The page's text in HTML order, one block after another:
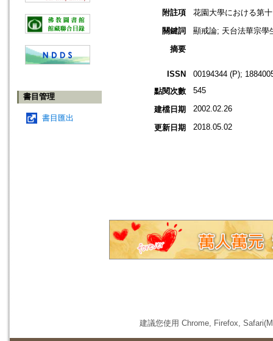
書目管理
書目匯出
附註項
花園大學における第
關鍵詞
顯戒論; 天台法華宗學
摘要
ISSN
00194344 (P);
點閱次數
545
建檔日期 2002.02.26
更新日期 2018.05.02
建議您使用 Chrome, Firefox,